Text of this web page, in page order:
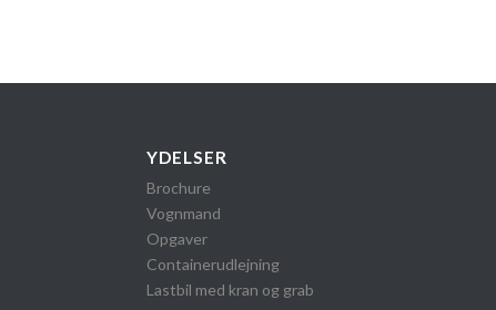
YDELSER
Brochure
Vognmand
Opgaver
Containerudlejning
Lastbil med kran og grab